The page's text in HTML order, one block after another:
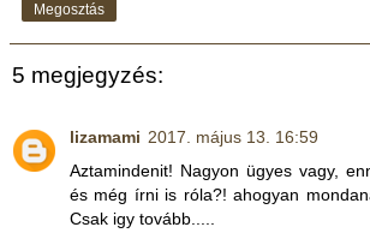
Megosztás
5 megjegyzés:
lizamami 2017. május 13. 16:59
Aztamindenit! Nagyon ügyes vagy,
és még írni is róla?! ahogyan
Csak igy tovább.....